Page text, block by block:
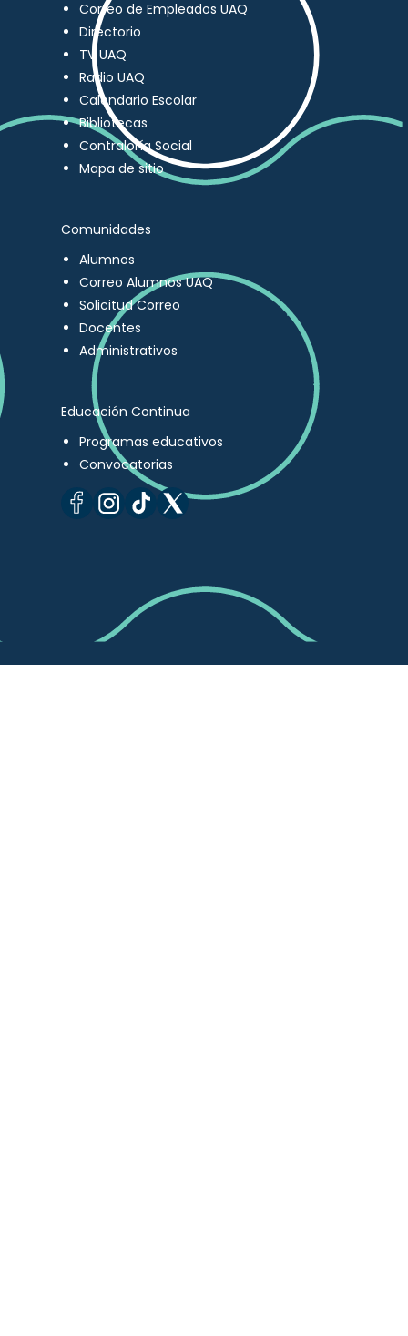
Correo de Empleados UAQ
Directorio
TV UAQ
Radio UAQ
Calendario Escolar
Bibliotecas
Contraloría Social
Mapa de sitio
Comunidades
Alumnos
Correo Alumnos UAQ
Solicitud Correo
Docentes
Administrativos
Educación Continua
Programas educativos
Convocatorias